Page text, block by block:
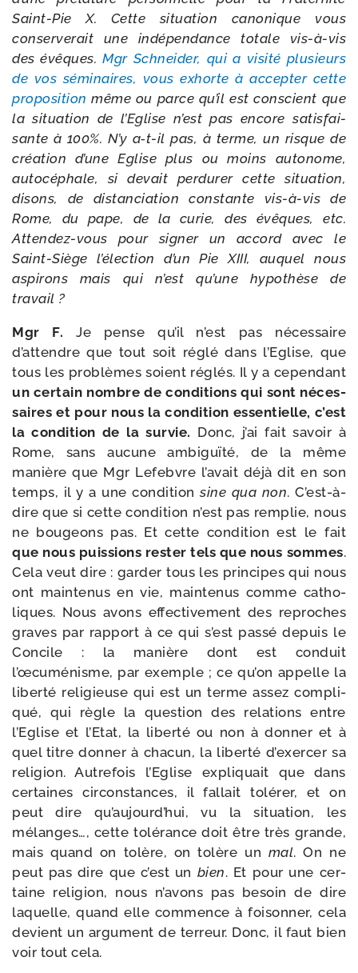
Saint-​Pie X. Cette situa­tion cano­nique vous
conser­ve­rait une indé­pen­dance totale vis-​à-​vis
des évêques.Mgr Schneider, qui a visi­té plu­sieurs
de vos sémi­naires, vous exhorte à accep­ter cette
pro­po­si­tion même ou parce qu’il est conscient que
la situa­tion de l’Eglise n’est pas encore satis­fai­
sante à 100%. N’y a‑t-​il pas, à terme, un risque de
créa­tion d’une Eglise plus ou moins auto­nome,
auto­cé­phale, si devait per­du­rer cette situa­tion,
disons, de dis­tan­cia­tion constante vis-​à-​vis de
Rome, du pape, de la curie, des évêques, etc.
Attendez-​vous pour signer un accord avec le
Saint-​Siège l’élection d’un Pie XIII, auquel nous
aspi­rons mais qui n’est qu’une hypo­thèse de
travail ?
Mgr F.Je pense qu’il n’est pas néces­saire
d’attendre que tout soit réglé dans l’Eglise, que
tous les pro­blèmes soient réglés. Il y a cepen­dant
un cer­tain nombre de condi­tions qui sont néces­
saires et pour nous la condi­tion essen­tielle, c’est
la condi­tion de la sur­vie. Donc, j’ai fait savoir à
Rome, sans aucune ambi­guï­té, de la même
manière que Mgr Lefebvre l’avait déjà dit en son
temps, il y a une condi­tionsine qua non. C’est-à-
dire que si cette condi­tion n’est pas rem­plie, nous
ne bou­geons pas. Et cette condi­tion est le fait
que nous puis­sions res­ter tels que nous sommes.
Cela veut dire : gar­der tous les prin­cipes qui nous
ont main­te­nus en vie, main­te­nus comme catho­
liques. Nous avons effec­ti­ve­ment des reproches
graves par rap­port à ce qui s’est pas­sé depuis le
Concile : la manière dont est conduit
l’œcuménisme, par exemple ; ce qu’on appelle la
liber­té reli­gieuse qui est un terme assez com­pli­
qué, qui règle la ques­tion des rela­tions entre
l’Eglise et l’Etat, la liber­té ou non à don­ner et à
quel titre don­ner à cha­cun, la liber­té d’exercer sa
reli­gion. Autrefois l’Eglise expli­quait que dans
cer­taines cir­cons­tances, il fal­lait tolé­rer, et on
peut dire qu’aujourd’hui, vu la situa­tion, les
mélanges…, cette tolé­rance doit être très grande,
mais quand on tolère, on tolère un mal. On ne
peut pas dire que c’est un bien. Et pour une cer­
taine reli­gion, nous n’avons pas besoin de dire
laquelle, quand elle com­mence à foi­son­ner, cela
devient un argu­ment de ter­reur. Donc, il faut bien
voir tout cela.